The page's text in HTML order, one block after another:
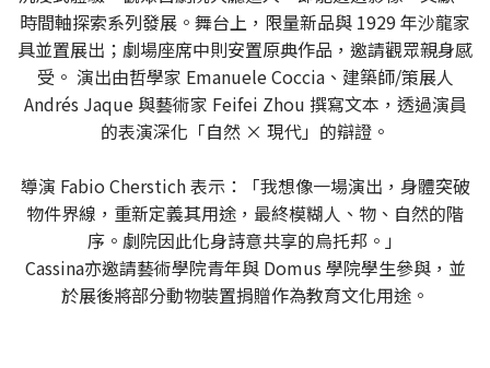
時間軸探索系列發展。舞台上，限量新品與 1929 年沙龍家
具並置展出；劇場座席中則安置原典作品，邀請觀眾親身感
受。 演出由哲學家 Emanuele Coccia、建築師/策展人
Andrés Jaque 與藝術家 Feifei Zhou 撰寫文本，透過演員
的表演深化「自然 × 現代」的辯證。
導演 Fabio Cherstich 表示：「我想像一場演出，身體突破
物件界線，重新定義其用途，最終模糊人、物、自然的階
序。劇院因此化身詩意共享的烏托邦。」
Cassina亦邀請藝術學院青年與 Domus 學院學生參與，並
於展後將部分動物裝置捐贈作為教育文化用途。